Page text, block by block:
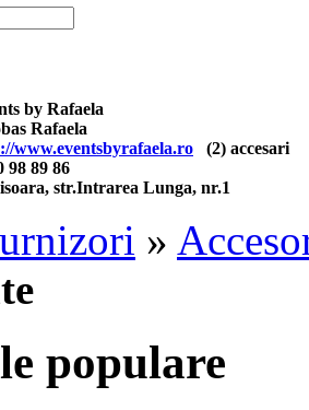
by Rafaela
Rafaela
www.eventsbyrafaela.ro (2) accesari
98 89 86
str.Intrarea Lunga, nr.1
»
populare